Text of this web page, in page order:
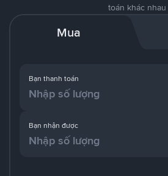
toán khác nhau
Mua
Bạn thanh toán
Bạn nhận được